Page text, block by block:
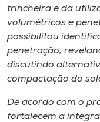
A-
trincheira e da
volumétricos e
possibilitou
penetração,
discutindo
compactação do
De acordo com o
fortalecem a